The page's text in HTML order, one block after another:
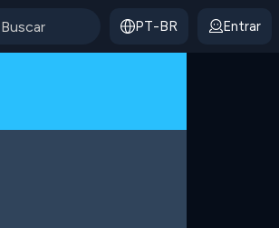
PT-BR Entrar